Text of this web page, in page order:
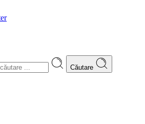
Căutare